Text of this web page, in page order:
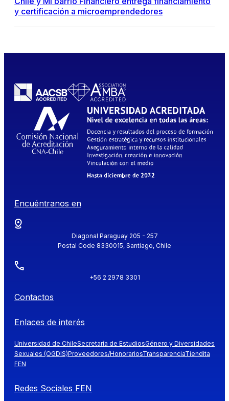
y certificación a microemprendedores
Encuéntranos en
Diagonal Paraguay 205 - 257
Postal Code 8330015, Santiago, Chile
+56 2 2978 3301
Contactos
Enlaces de interés
Universidad de ChileSecretaría de EstudiosGénero y Diversidades
Sexuales (OGDIS)Proveedores/HonorariosTransparenciaTiendita
FEN
Redes Sociales FEN